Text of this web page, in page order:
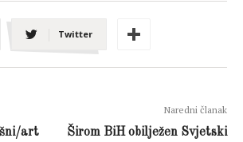
Twitter
art
Naredni članak
Širom BiH obilježen Svjetski